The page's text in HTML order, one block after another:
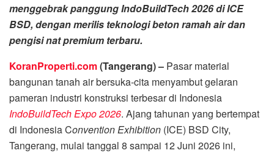
menggebrak panggung IndoBuildTech 2026 di ICE
BSD, dengan merilis teknologi beton ramah air dan
pengisi nat premium terbaru.
KoranProperti.com(Tangerang) – Pasar material
bangunan tanah air bersuka-cita menyambut gelaran
pameran industri konstruksi terbesar di Indonesia
IndoBuildTech Expo 2026. Ajang tahunan yang bertempat
di Indonesia Convention Exhibition (ICE) BSD City,
Tangerang, mulai tanggal 8 sampai 12 Juni 2026 ini,